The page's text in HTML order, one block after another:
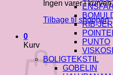
Ingen varer i kurven.
Tilbage til shoppen
0
Kurv
RIB-
PUNTO
BOLIGTEKSTIL
GOBELIN